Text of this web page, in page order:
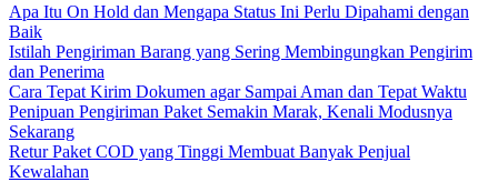
Apa Itu On Hold dan Mengapa Status Ini Perlu Dipahami dengan
Baik
Istilah Pengiriman Barang yang Sering Membingungkan Pengirim
dan Penerima
Cara Tepat Kirim Dokumen agar Sampai Aman dan Tepat Waktu
Penipuan Pengiriman Paket Semakin Marak, Kenali Modusnya
Sekarang
Retur Paket COD yang Tinggi Membuat Banyak Penjual
Kewalahan